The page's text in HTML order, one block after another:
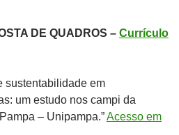
DE QUADROS – Currículo
sustentabilidade em
um estudo nos campi da
– Unipampa.”Acesso em